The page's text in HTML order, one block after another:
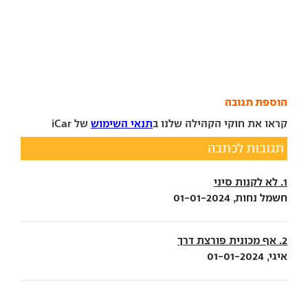
הוספת תגובה
קראו את חוקי הקהילה שלנו בתנאי השימוש של iCar
תגובות לכתבה
1. לא לקנות סיני
חשמל נחות, 01-01-2024
2. אף מכונית פורצת דרך
איגי, 01-01-2024